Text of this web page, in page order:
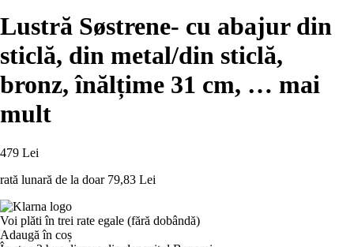
Lustră Søstrene- cu abajur din
sticlă, din metal/din sticlă,
bronz, înălțime 31 cm, … mai
mult
479 Lei
rată lunară de la doar 79,83 Lei
Voi plăti în trei rate egale (fără dobândă)
Adaugă în coș